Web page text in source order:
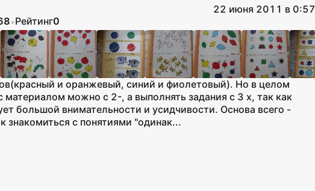
22 июня 2011 в 0:57
•Рейтинг0
и оранжевый, синий и фиолетовый). Но в целом
материалом можно с 2-, а выполнять задания с 3 х, так как
большой внимательности и усидчивости. Основа всего -
знакомиться с понятиями "одинак...